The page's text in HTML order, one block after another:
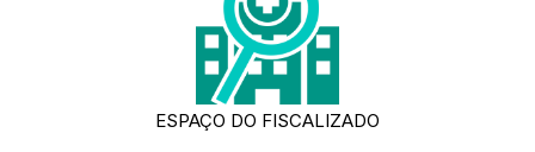
ESPAÇO DO FISCALIZADO